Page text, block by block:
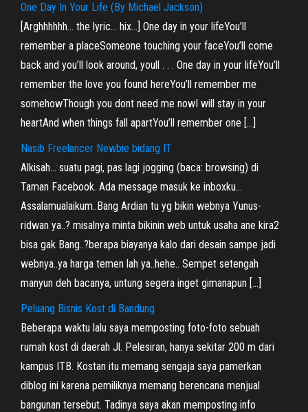
One Day In Your Life (By Michael Jackson)
[Arghhhhhh… the lyric… hix…] One day in your lifeYou’ll
remember a placeSomeone touching your faceYou’ll come
back and you’ll look around, youll . . . One day in your lifeYou’ll
remember the love you found hereYou’ll remember me
somehowThough you dont need me nowI will stay in your
heartAnd when things fall apartYou’ll remember one […]
Nasib Freelancer Newbie bidang IT
Alkisah… suatu pagi, pas lagi jogging (baca: browsing) di
Taman Facebook. Ada message masuk ke inboxku…
Assalamualaikum..Bang Ardian tu yg bikin webnya Yunus-
ridwan ya..? misalnya minta bikinin web untuk usaha ane kira2
bisa gak Bang..?berapa biayanya kalo dari desain sampe jadi
webnya..ya harga temen lah ya..hehe.. Sempet setengah
manyun deh bacanya, untung segera inget gimanapun […]
Peluang Bisnis Kost di Bandung
Beberapa waktu lalu saya memposting foto-foto sebuah
rumah kost di daerah Jl. Pelesiran, hanya sekitar 200 m dari
kampus ITB. Kostan itu memang sengaja saya pamerkan
diblog ini karena pemiliknya memang berencana menjual
bangunan tersebut. Tadinya saya akan memposting info